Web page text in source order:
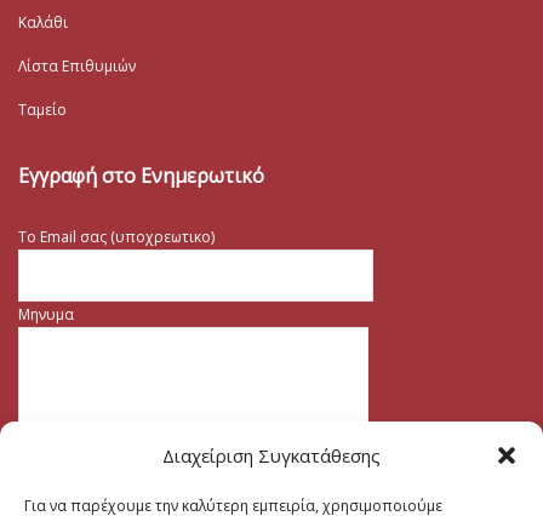
Διαχείριση Συγκατάθεσης
Για να παρέχουμε την καλύτερη εμπειρία, χρησιμοποιούμε
Καλάθι
Λίστα Επιθυμιών
Ταμείο
Εγγραφή στο Ενημερωτικό
Το Email σας (υποχρεωτικο)
Μηνυμα